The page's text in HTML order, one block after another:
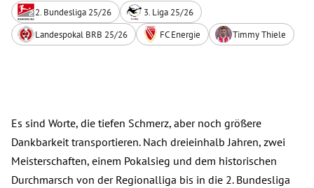
2. Bundesliga 25/26
3. Liga 25/26
Landespokal BRB 25/26
FC Energie Timmy Thiele
Es sind Worte, die tiefen Schmerz, aber noch größere
Dankbarkeit transportieren. Nach dreieinhalb Jahren, zwei
Meisterschaften, einem Pokalsieg und dem historischen
Durchmarsch von der Regionalliga bis in die 2. Bundesliga